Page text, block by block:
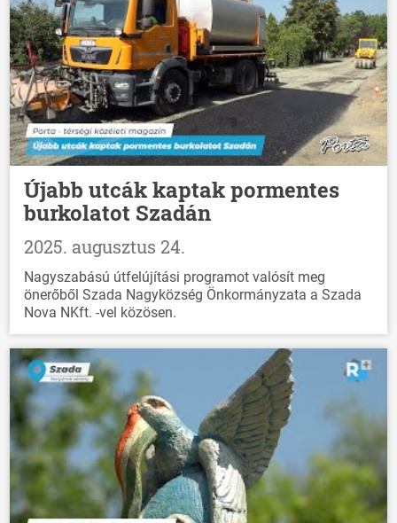
ÖNKORMÁNYZAT
ÜGYINTÉZÉS
KÖZÖSSÉG
Újabb utcák kaptak pormentes
burkolatot Szadán
2025. augusztus 24.
Nagyszabású útfelújítási programot valósít meg
önerőből Szada Nagyközség Önkormányzata a Szada
Nova NKft. -vel közösen.